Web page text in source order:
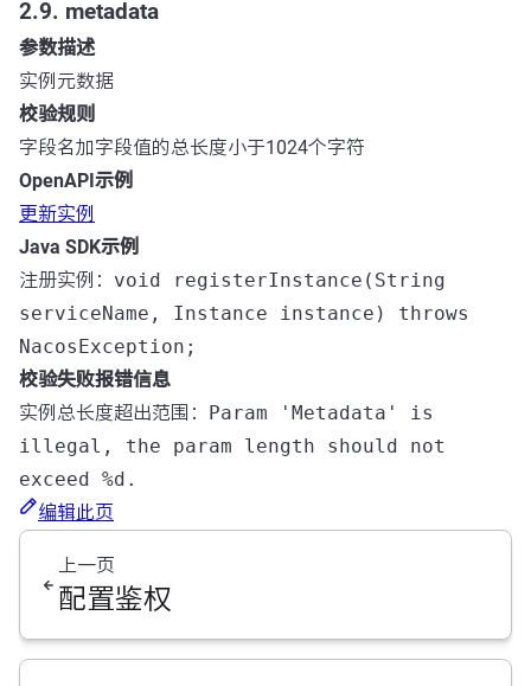
2.9. metadata
参数描述
实例元数据
校验规则
字段名加字段值的总长度小于1024个字符
OpenAPI示例
更新实例
Java SDK示例
注册实例： void registerInstance(String
serviceName, Instance instance) throws
NacosException;
校验失败报错信息
实例总长度超出范围： Param 'Metadata' is
illegal, the param length should not
exceed %d.
编辑此页
上一页
配置鉴权